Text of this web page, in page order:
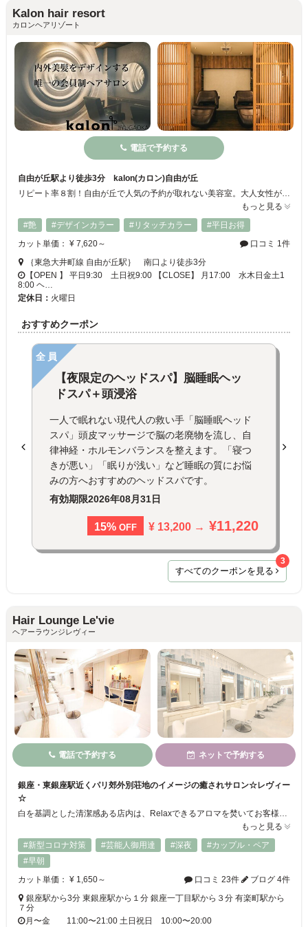
Kalon hair resort
カロンヘアリゾート
電話で予約する
自由が丘駅より徒歩3分 kalon(カロン)自由が丘
リピート率８割！自由が丘で人気の予約が取れない美容室。大人女性がずっと安心して通える落ち着いた雰囲気のサロンです。「白髪」「髪のボリューム不足」「抜け毛」「細毛」「うねり」 ４0代からの髪のお悩みを改善。本物の髪質改善で感動の美髪へ導きます。
もっと見る
#艶
#デザインカラー #リタッチカラー
#平日お得
カット単価： ¥ 7,620～
口コミ 1件
｛東急大井町線 自由が丘駅｝ 南口より徒歩3分
【OPEN 】 平日9:30 土日祝9:00 【CLOSE】 月17:00 水木日金土1
8:00 ヘ…
定休日： 火曜日
おすすめクーポン
全員
【夜限定のヘッドスパ】脳睡眠ヘッ
ドスパ＋頭浸浴
一人で眠れない現代人の救い手「脳睡眠ヘッド
スパ」頭皮マッサージで脳の老廃物を流し、自
律神経・ホルモンバランスを整えます。「寝つ
きが悪い」「眠りが浅い」など睡眠の質にお悩
みの方へおすすめのヘッドスパです。
有効期限2026年08月31日
15% OFF ¥ 13,200 → ¥11,220
すべてのクーポンを見る
3
Hair Lounge Le'vie
ヘアーラウンジレヴィー
電話で予約する ネットで予約する
銀座・東銀座駅近くパリ郊外別荘地のイメージの癒されサロン☆レヴィー
☆
白を基調とした清潔感ある店内は、Relaxできるアロマを焚いてお客様をお出迎え♪ハーブティーを飲みながら美しくなりましょう♪オススメは炭酸泉トリートメント。ケラスターゼで堪能出来るヘッドスパ。フルフラットのベットでRelaxできる音楽の中で極楽へ☆高い技術力を持つSTAFF。髪に優しい薬剤…安心して任せられる要素がバッチリ☆魅力溢れるヘアスタイルを叶えてくれる技術やセンスをぜひ体感してみませんか？
もっと見る
#新型コロナ対策
#芸能人御用達 #深夜
#カップル・ペア
#早朝
カット単価： ¥ 1,650～
口コミ 23件
ブログ 4件
銀座駅から3分 東銀座駅から１分 銀座一丁目駅から３分 有楽町駅から
７分
月〜金 11:00〜21:00 土日祝日 10:00〜20:00